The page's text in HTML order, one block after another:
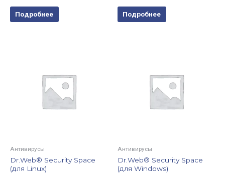
Подробнее Подробнее
Антивирусы
Dr.Web® Security Space
(для Linux)
Антивирусы
Dr.Web® Security Space
(для Windows)